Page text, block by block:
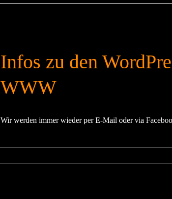
Infos zu den
WWW
Wir werden immer wieder per E-Mail oder via